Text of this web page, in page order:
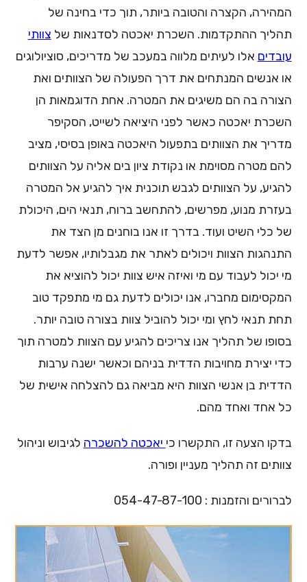
המהירה, הקצרה והטובה ביותר, תוך כדי בחינה של
תהליך ההתקדמות. השכרת יאכטה לסדנאות של צוותי
עובדים אלו לעיתים מלווה במעכב של מדריכים, סוציולוגים
או אנשים המנתחים את דרך הפעולה של הצוותים ואת
הצורה בה הם משיגים את המטרה. אחת הדוגמאות הן
השכרת יאכטה כאשר לפני היציאה לשייט, הסקיפר
מדריך את הצוותים בתפעול היאכטה באופן בסיסי, מציב
להם מטרה מסוימת או נקודת ציון בים אליה על הצוותים
להגיע, על הצוותים לגבש תוכנית איך להגיע אל המטרה
בעזרת מנוע, מפרשים, להתחשב ברוח, תנאי הים, היכולת
של כלי השיט ועוד. בדרך זו אנו בוחנים מן הצד את
התנהגות הצוות ויכולים לאתר את מגבלותיו, אפשר לדעת
מי יכול לעבוד עם מי ואיזה איש צוות יכול להוציא את
המקסימום מחברו, אנו יכולים לדעת גם מי מתפקד טוב
תחת תנאי לחץ ומי יכול להוביל צוות בצורה טובה יותר.
בסופו של תהליך אנו צריכים להגיע עם הצוות למטרה תוך
כדי יצירת מחויבות הדדית בניהם וכאשר ישנה ערבות
הדדית בן אנשי הצוות היא מביאה גם להצלחה אישית של
כל אחד ואחד מהם.
בדקו הצעה זו, התקשרו כי יאכטה להשכרה לגיבוש וניהול
צוותים זה תהליך מעניין ופורה.
לברורים והזמנות : 054-47-87-100